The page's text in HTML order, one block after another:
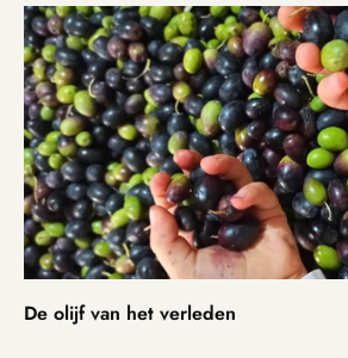
De olijf van het verleden